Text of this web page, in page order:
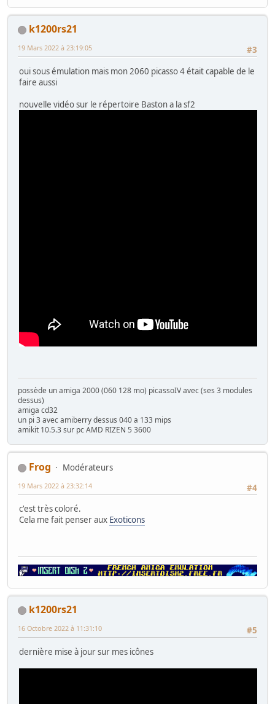
k1200rs21
#3
19 Mars 2022 à 23:19:05
oui sous émulation mais mon 2060 picasso 4 était capable de le
faire aussi
nouvelle vidéo sur le répertoire Baston a la sf2
possède un amiga 2000 (060 128 mo) picassoIV avec (ses 3 modules
dessus)
amiga cd32
un pi 3 avec amiberry dessus 040 a 133 mips
amikit 10.5.3 sur pc AMD RIZEN 5 3600
Frog
Modérateurs
#4
19 Mars 2022 à 23:32:14
c'est très coloré.
Cela me fait penser aux Exoticons
k1200rs21
#5
16 Octobre 2022 à 11:31:10
dernière mise à jour sur mes icônes